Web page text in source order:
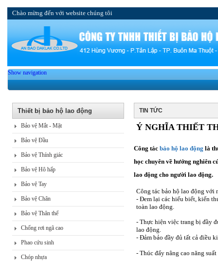
Chào mừng đến với website chúng tôi
Show navigation
Thiết bị bảo hộ lao động
Bảo vệ Mắt - Mặt
Bảo vệ Đầu
Bảo vệ Thính giác
Bảo vệ Hô hấp
Bảo vệ Tay
Bảo vệ Chân
Bảo vệ Thân thể
Chống rơi ngã cao
Phao cứu sinh
Chóp nhựa
TIN TỨC
Ý NGHĨA THIẾT
Công tác bảo hộ lao động là
học chuyên về hướng nghiên
lao động cho người lao động.
Công tác bảo hộ lao động với
- Đem lại các hiểu biết, kiến
toàn lao động.
- Thực hiện việc trang bị đầy
lao động.
- Đảm bảo đầy đủ tất cả điều
- Thúc đẩy nâng cao năng